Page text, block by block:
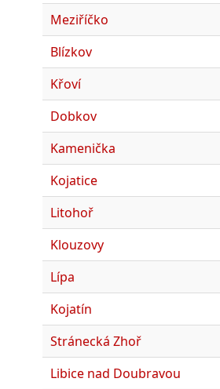
Meziříčko
Blízkov
Křoví
Dobkov
Kamenička
Kojatice
Litohoř
Klouzovy
Lípa
Kojatín
Stránecká Zhoř
Libice nad Doubravou